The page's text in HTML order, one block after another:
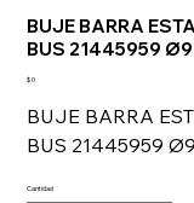
BUJE BARRA
BUS 21445959
Precio
$ 0
BUJE BARRA
BUS 21445959
Cantidad